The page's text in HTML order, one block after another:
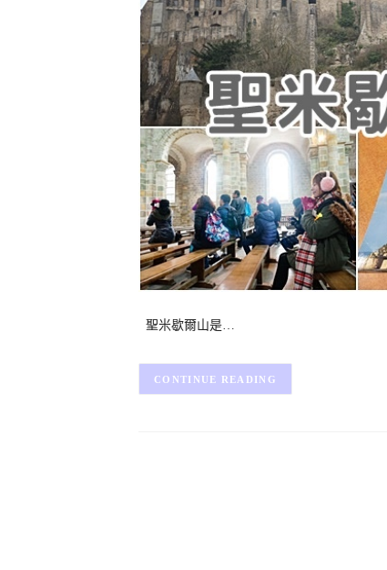
聖米歇爾山是…
CONTINUE READING